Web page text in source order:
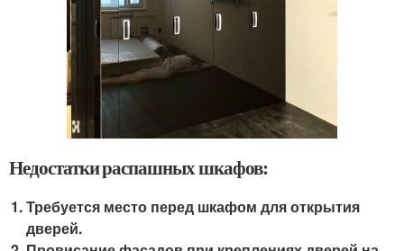
Недостатки распашных шкафов:
Требуется место перед шкафом для открытия
дверей.